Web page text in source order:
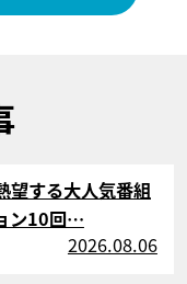
望する大人気番組
ン10回…
2026.08.06